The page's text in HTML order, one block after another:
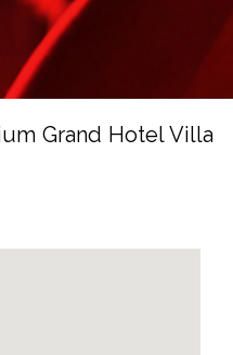
Grand Hotel Villa